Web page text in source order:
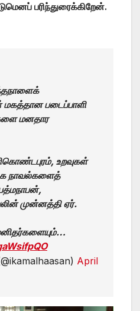
பரிந்துரைக்கிறேன்.
படைப்பாளி
மனதார
உறவுகள்
நாவல்களைத்
முன்னத்தி ஏர்.
April